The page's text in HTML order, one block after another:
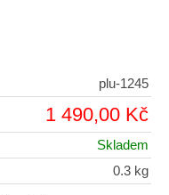
plu-1245
1 490,00 Kč
Skladem
0.3 kg